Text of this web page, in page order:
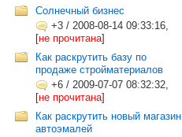
Солнечный бизнес
+3 / 2008-08-14 09:33:16,
[не прочитана]
Как раскрутить базу по
продаже стройматериалов
+6 / 2009-07-07 08:32:32,
[не прочитана]
Как раскрутить новый магазин
автоэмалей